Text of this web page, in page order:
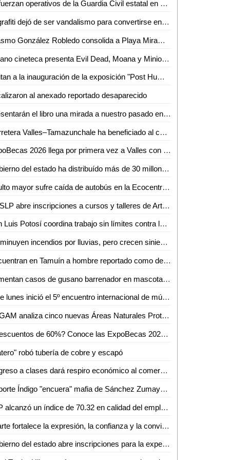
Refuerzan operativos de la Guardia Civil estatal en San Luis Potosí
El grafiti dejó de ser vandalismo para convertirse en arte urbano
Erasmo González Robledo consolida a Playa Miramar como referente nacional e internacional con el izamiento Blue Flag 2026-2027
Verano cineteca presenta Evil Dead, Moana y Minions y monstruos
Invitan a la inauguración de la exposición "Post Humanism" eros y thanatos, de Ennio Castellano
al anexado reportado desaparecido
Presentarán el libro una mirada a nuestro pasado en el Othoniano
Carretera Valles–Tamazunchale ha beneficiado al comercio y turismo de Tamazunchale: CANACO
ExpoBecas 2026 llega por primera vez a Valles con descuentos de hasta 60% para estudiantes
Gobierno del estado ha distribuído más de 30 millones de litros de agua
Adulto mayor sufre caída de autobús en la Ecocentralita
UASLP abre inscripciones a cursos y talleres de Arte y Cultura para el semestre agosto-diciembre 2026
San Luis Potosí coordina trabajo sin límites contra la extorsión
Disminuyen incendios por lluvias, pero crecen siniestros en viviendas de SLP: Bomberos
Encuentran en Tamuín a hombre reportado como desaparecido en Tamasopo
Aumentan casos de gusano barrenador en mascotas de Ciudad Valles
Este lunes inició el 5º encuentro internacional de música de cámara
SEGAM analiza cinco nuevas Áreas Naturales Protegidas para frenar la deforestación en San Luis Potosí
¿Descuentos de 60%? Conoce las ExpoBecas 2026, por primera vez en Ciudad Valles
robó tubería de cobre y escapó
Regreso a clases dará respiro económico al comercio de Ciudad Valles: Canaco
Reporte Índigo "encuera" mafia de Sánchez Zumaya en Pemex
SLP alcanzó un índice de 70.32 en calidad del empleo en el primer trimestre de 2026
El arte fortalece la expresión, la confianza y la convivencia en la sociedad: Iraís Verástegui
Gobierno del estado abre inscripciones para la experiencia Toyota en ventas